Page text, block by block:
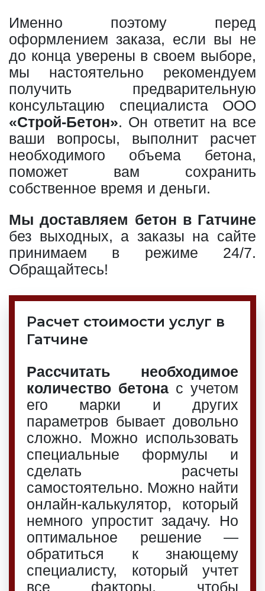
Именно поэтому перед
оформлением заказа, если вы не
до конца уверены в своем выборе,
мы настоятельно рекомендуем
получить предварительную
консультацию специалиста ООО
«Строй-Бетон». Он ответит на все
ваши вопросы, выполнит расчет
необходимого объема бетона,
поможет вам сохранить
собственное время и деньги.
Мы доставляем бетон в Гатчине
без выходных, а заказы на сайте
принимаем в режиме 24/7.
Обращайтесь!
Расчет стоимости услуг в
Гатчине
Рассчитать необходимое
количество бетона с учетом
его марки и других
параметров бывает довольно
сложно. Можно использовать
специальные формулы и
сделать расчеты
самостоятельно. Можно найти
онлайн-калькулятор, который
немного упростит задачу. Но
оптимальное решение —
обратиться к знающему
специалисту, который учтет
все факторы, чтобы